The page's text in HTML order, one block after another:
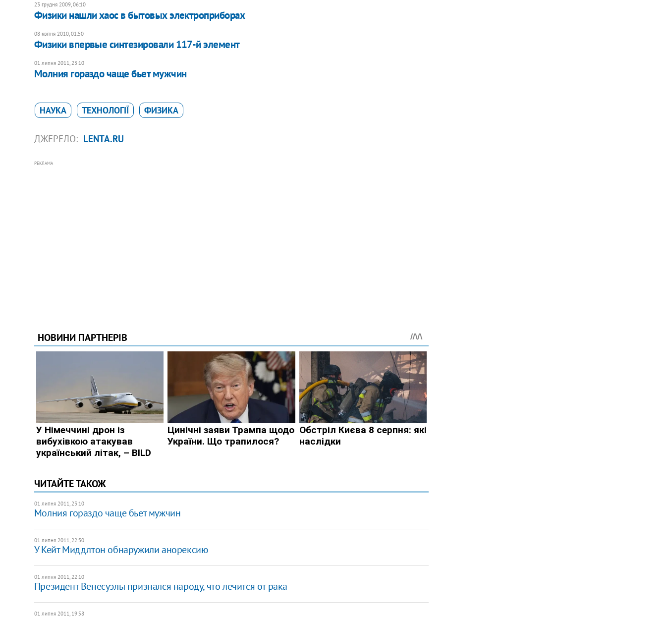
23 грудня 2009, 06:10
Физики нашли хаос в бытовых электроприборах
08 квітня 2010, 01:50
Физики впервые синтезировали 117-й элемент
01 липня 2011, 23:10
Молния гораздо чаще бьет мужчин
НАУКА ТЕХНОЛОГІЇ ФИЗИКА
ДЖЕРЕЛО: LENTA.RU
РЕКЛАМА
ЧИТАЙТЕ ТАКОЖ
01 липня 2011, 23:10
Молния гораздо чаще бьет мужчин
01 липня 2011, 22:30
У Кейт Миддлтон обнаружили анорексию
01 липня 2011, 22:10
Президент Венесуэлы признался народу, что лечится от рака
01 липня 2011, 19:58